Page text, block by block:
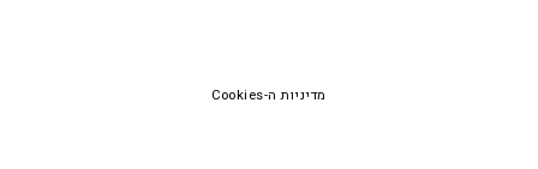
מדיניות ה-Cookies